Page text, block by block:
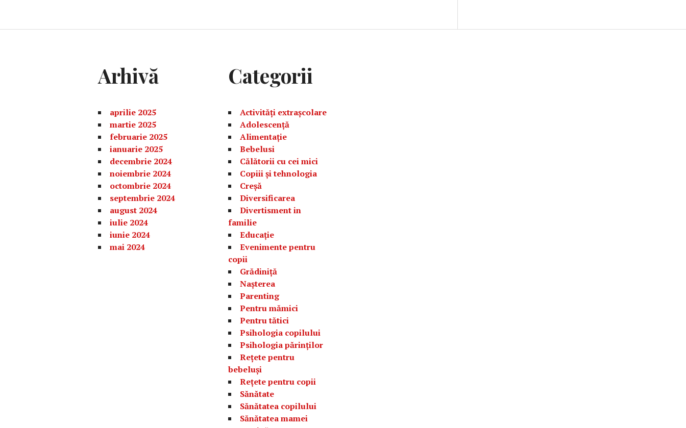
Arhivă
aprilie 2025
martie 2025
februarie 2025
ianuarie 2025
decembrie 2024
noiembrie 2024
octombrie 2024
septembrie 2024
august 2024
iulie 2024
iunie 2024
mai 2024
Categorii
Activități extrașcolare
Adolescență
Alimentație
Bebelusi
Călătorii cu cei mici
Copiii și tehnologia
Creșă
Diversificarea
Divertisment in
familie
Educație
Evenimente pentru
copii
Grădiniță
Nașterea
Parenting
Pentru mămici
Pentru tătici
Psihologia copilului
Psihologia părinților
Rețete pentru
bebeluși
Rețete pentru copii
Sănătate
Sănătatea copilului
Sănătatea mamei